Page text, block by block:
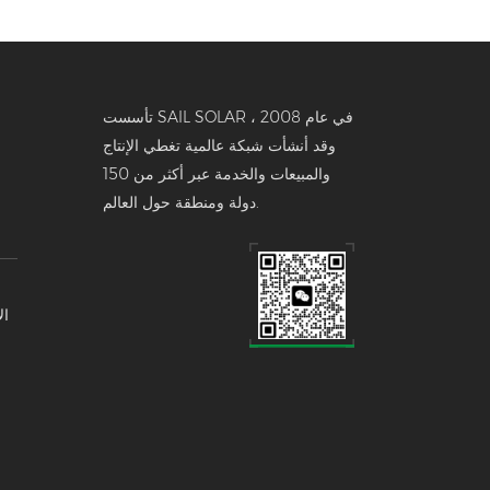
تأسست SAIL SOLAR في عام 2008 ،
وقد أنشأت شبكة عالمية تغطي الإنتاج
والمبيعات والخدمة عبر أكثر من 150
دولة ومنطقة حول العالم.